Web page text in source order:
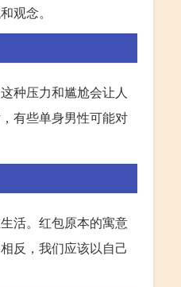
观念。
种压力和尴尬会让人
有些单身男性可能对
活。红包原本的寓意
反，我们应该以自己